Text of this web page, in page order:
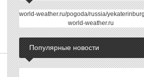
world-weather.ru
Популярные новости